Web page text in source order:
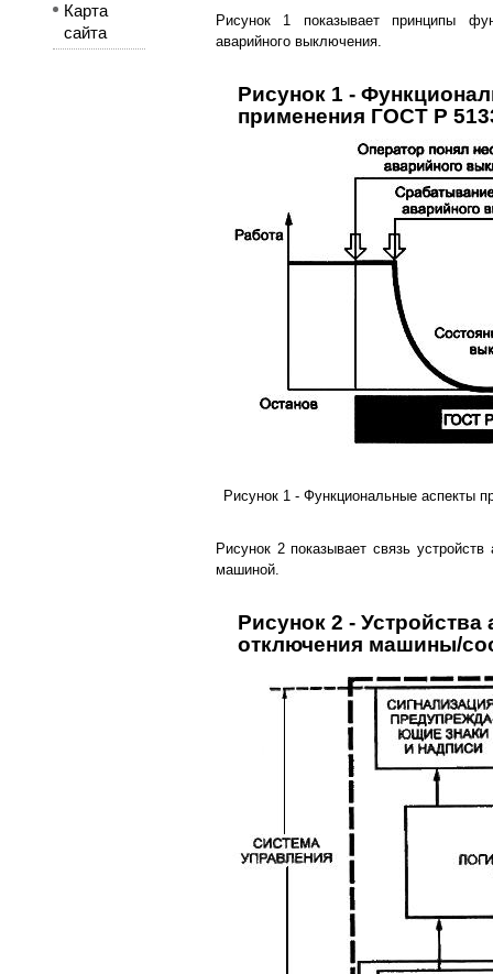
Карта
сайта
Рисунок 1 показывает принципы
аварийного выключения.
Рисунок 1 -
применения ГОСТ Р
Рисунок 1 - Функциональные аспекты
Рисунок 2 показывает связь
машиной.
Рисунок 2 - Устройства
отключения машины/